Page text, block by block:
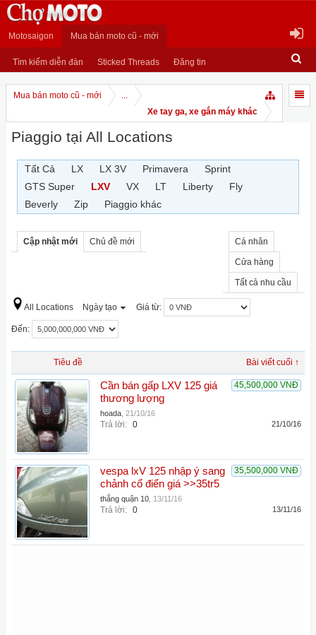
Motosaigon Mua bán moto cũ - mới
Tìm kiếm diễn đàn Sticked Threads Đăng tin
Mua bán moto cũ - mới
...
Xe tay ga, xe gắn máy khác
Piaggio tại All Locations
Tất Cả LX LX 3V Primavera
Sprint
GTS Super
LXV VX LT Liberty
Fly
Beverly
Zip Piaggio khác
Cập nhật mới Chủ đề mới Cá nhân
Cửa hàng
Tất cả nhu cầu
All Locations Ngày tạo Giá từ:
Đến:
Tiêu đề Bài viết cuối ↑
45,500,000 VNĐ
Cần bán gấp LXV 125 giá
thương lượng
hoada 21/10/16
Trả lời: 0 21/10/16
35,500,000 VNĐ
vespa lxV 125 nhập ý sang
chảnh cổ điển giá >>35tr5
thắng quận 10 13/11/16
Trả lời: 0 13/11/16